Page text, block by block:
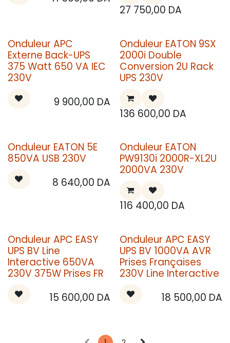
27 750,00 DA
Onduleur APC
Externe Back-UPS
375 Watt 650 VA IEC
230V
9 900,00 DA
Onduleur EATON 9SX
2000i Double
Conversion 2U Rack
UPS 230V
136 600,00 DA
Onduleur EATON 5E
850VA USB 230V
8 640,00 DA
Onduleur EATON
PW9130i 2000R-XL2U
2000VA 230V
116 400,00 DA
Onduleur APC EASY
UPS BV Line
Interactive 650VA
230V 375W Prises FR
15 600,00 DA
Onduleur APC EASY
UPS BV 1000VA AVR
Prises Françaises
230V Line Interactive
18 500,00 DA